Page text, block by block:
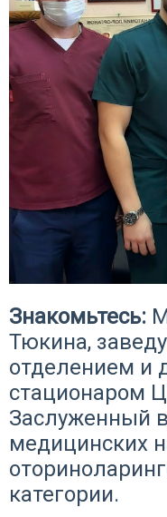
Знакомьтесь:
Тюкина,
отделением и
стационаром
Заслуженный
медицинских
категории.